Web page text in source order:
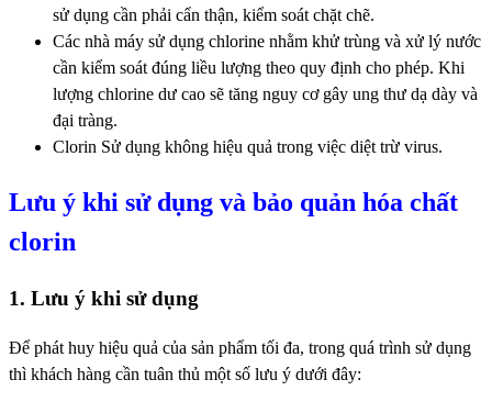
sử dụng cần phải cẩn thận, kiểm soát chặt chẽ.
Các nhà máy sử dụng chlorine nhằm khử trùng và xử lý nước
cần kiểm soát đúng liều lượng theo quy định cho phép. Khi
lượng chlorine dư cao sẽ tăng nguy cơ gây ung thư dạ dày và
đại tràng.
Clorin Sử dụng không hiệu quả trong việc diệt trừ virus.
Lưu ý khi sử dụng và bảo quản hóa chất
clorin
1. Lưu ý khi sử dụng
Để phát huy hiệu quả của sản phẩm tối đa, trong quá trình sử dụng
thì khách hàng cần tuân thủ một số lưu ý dưới đây: